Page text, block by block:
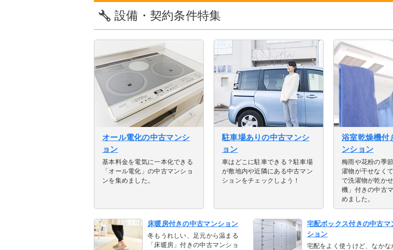
設備・契約条件特集
オール電化の中古マンシ
ョン
基本料金を電気に一本化できる
「オール電化」の中古マンショ
ンを集めました。
駐車場ありの中古マンシ
ョン
車はどこに駐車できる？駐車場
が敷地内や近隣にある中古マン
ションをチェックしよう！
浴室乾燥機付
ンション
梅雨や花粉の季
濯物が干せなく
で洗濯物が乾か
機」付きの中古
めました。
床暖房付きの中古マンション
冬もうれしい、足元から温まる
「床暖房」付きの中古マンショ
宅配ボックス付きの中古マ
ション
宅配をよく使うけど、なかな